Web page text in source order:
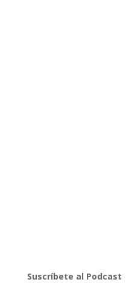
Suscríbete al Podcast